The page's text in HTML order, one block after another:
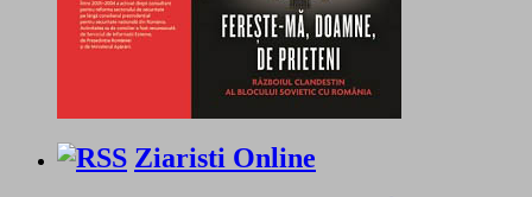
Ziaristi Online